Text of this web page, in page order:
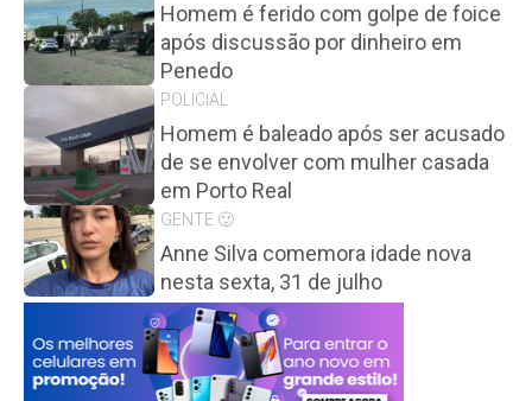
Homem é ferido com golpe de foice
após discussão por dinheiro em
Penedo
POLICIAL
Homem é baleado após ser acusado
de se envolver com mulher casada
em Porto Real
GENTE 🙂
Anne Silva comemora idade nova
nesta sexta, 31 de julho